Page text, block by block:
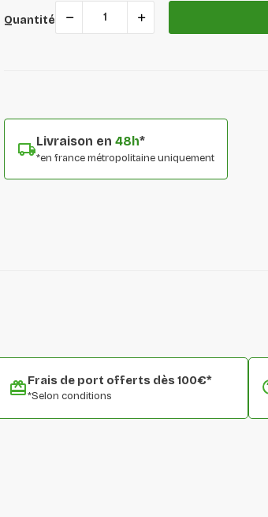
Quantité
Livraison en 48h*
*en france métropolitaine uniquement
Frais de port offerts dès 100€*
*Selon conditions